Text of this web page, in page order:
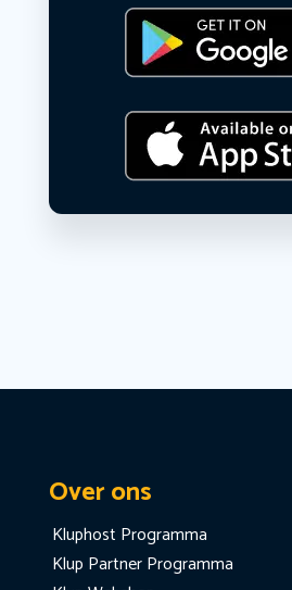
Over ons
Kluphost Programma
Klup Partner Programma